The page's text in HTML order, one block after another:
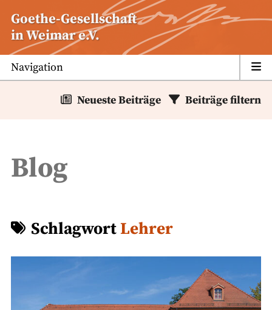
Inhalt
springen
Goethe-Gesellschaft
in Weimar e.V.
Navigation
Neueste Beiträge Beiträge filtern
Blog
SchlagwortLehrer